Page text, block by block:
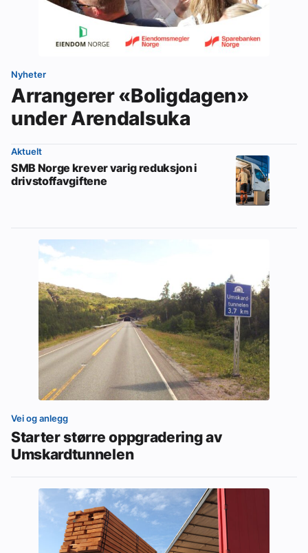
Nyheter
Arrangerer «Boligdagen»
under Arendalsuka
Aktuelt
SMB Norge krever varig reduksjon i
drivstoffavgiftene
Vei og anlegg
Starter større oppgradering av
Umskardtunnelen